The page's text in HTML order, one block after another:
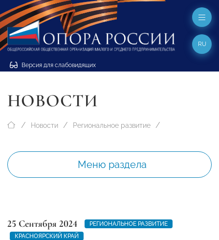
Версия для слабовидящих
RU
НОВОСТИ
Новости Региональное развитие
Меню раздела
25 Сентября 2024
РЕГИОНАЛЬНОЕ РАЗВИТИЕ
КРАСНОЯРСКИЙ КРАЙ